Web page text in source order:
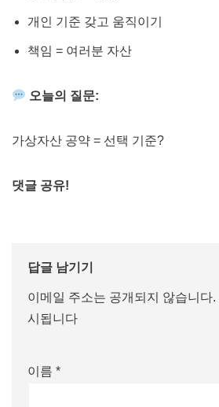
개인 기준 갖고 움직이기
책임 = 여러분 자산
오늘의 질문:
가상자산 공약 = 선택 기준?
댓글 공유!
답글 남기기
이메일 주소는 공개되지 않습니다.
시됩니다
이름 *